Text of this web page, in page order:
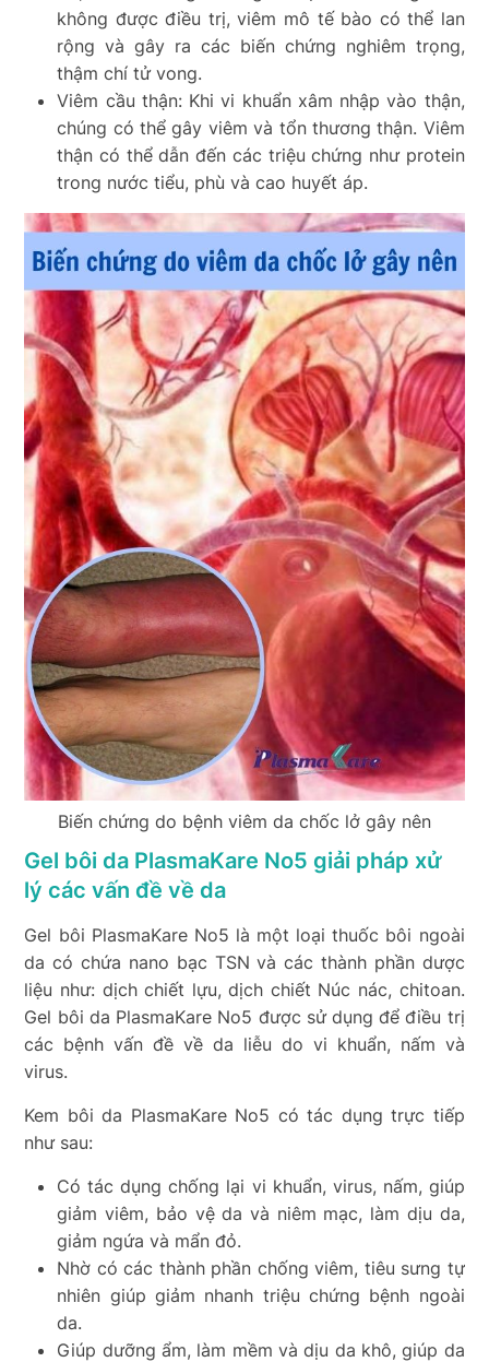
không được điều trị, viêm mô tế bào có thể lan
rộng và gây ra các biến chứng nghiêm trọng,
thậm chí tử vong.
Viêm cầu thận: Khi vi khuẩn xâm nhập vào thận,
chúng có thể gây viêm và tổn thương thận. Viêm
thận có thể dẫn đến các triệu chứng như protein
trong nước tiểu, phù và cao huyết áp.
Biến chứng do bệnh viêm da chốc lở gây nên
Gel bôi da PlasmaKare No5 giải pháp xử
lý các vấn đề về da
Gel bôi PlasmaKare No5 là một loại thuốc bôi ngoài
da có chứa nano bạc TSN và các thành phần dược
liệu như: dịch chiết lựu, dịch chiết Núc nác, chitoan.
Gel bôi da PlasmaKare No5 được sử dụng để điều trị
các bệnh vấn đề về da liễu do vi khuẩn, nấm và
virus.
Kem bôi da PlasmaKare No5 có tác dụng trực tiếp
như sau:
Có tác dụng chống lại vi khuẩn, virus, nấm, giúp
giảm viêm, bảo vệ da và niêm mạc, làm dịu da,
giảm ngứa và mẩn đỏ.
Nhờ có các thành phần chống viêm, tiêu sưng tự
nhiên giúp giảm nhanh triệu chứng bệnh ngoài
da.
Giúp dưỡng ẩm, làm mềm và dịu da khô, giúp da